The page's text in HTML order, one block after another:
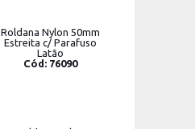
Roldana Nylon 50mm
Estreita c/ Parafuso
Latão
Cód: 76090